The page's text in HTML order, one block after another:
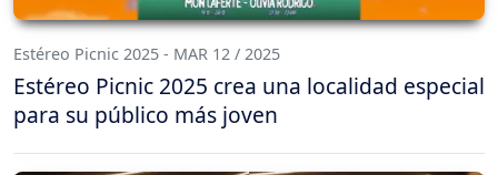
Estéreo Picnic 2025 - MAR 12 / 2025
Estéreo Picnic 2025 crea una localidad especial
para su público más joven